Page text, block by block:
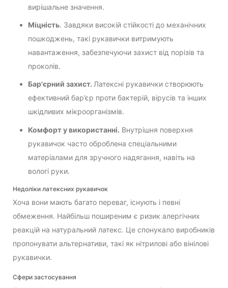
вирішальне значення.
Міцність. Завдяки високій стійкості до механічних
пошкоджень, такі рукавички витримують
навантаження, забезпечуючи захист від порізів та
проколів.
Бар'єрний захист. Латексні рукавички створюють
ефективний бар’єр проти бактерій, вірусів та інших
шкідливих мікроорганізмів.
Комфорт у використанні. Внутрішня поверхня
рукавичок часто оброблена спеціальними
матеріалами для зручного надягання, навіть на
вологі руки.
Недоліки латексних рукавичок
Хоча вони мають багато переваг, існують і певні
обмеження. Найбільш поширеним є ризик алергічних
реакцій на натуральний латекс. Це спонукало виробників
пропонувати альтернативи, такі як нітрилові або вінілові
рукавички.
Сфери застосування